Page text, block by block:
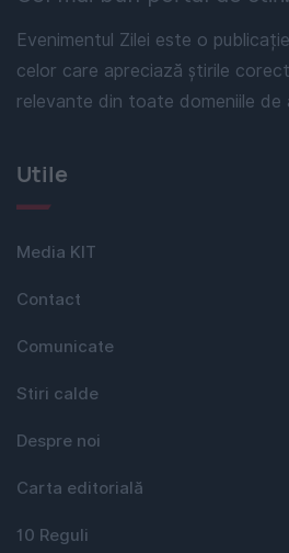
Evenimentul Zilei este o
celor care apreciază știrile
relevante din toate domeniile
Utile
Media KIT
Contact
Comunicate
Stiri calde
Despre noi
Carta editorială
10 Reguli